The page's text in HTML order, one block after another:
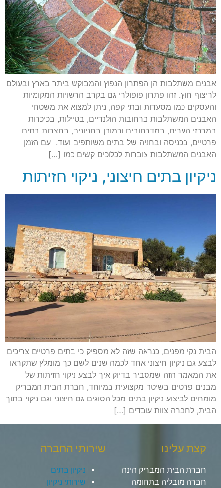
אבנים משתלבות הן הפתרון הנפוץ והמבוקש ביתר בארץ ובעולם
לריצוף חוץ. זהו פתרון פופולרי גם בקרב הרשויות המקומיות
והעסקים כמו מסעדות ובתי קפה, ניתן למצוא את משטחי
האבנים המשתלבות ברחובות הולנדיים, בטיילות, בכיכרות
במרכזי הערים, במדרחובים וכמובן בחניונים, בחצרות בתים
פרטיים, בכניסה ובחניה של בתים משותפים ועוד. עם הזמן
האבנים המשתלבות צוברות לכלוכים קשים כמו […]
ניקיון בתים חיצוני, ניקוי חזיתות
הבית נקי מפנים, כנראה שזה לא מספיק כי בתים פרטיים צריכים
לבצע גם ניקיון חיצוני אחד לכמה שנים לשם כך מומלץ שתקראו
את המאמר הזה שמסביר בדיוק איך לבצע ניקוי חזיתות של
מבנים פרטים בשיטה מקצועית במיוחד, חברת הבית המבריק
מומחים לביצוע ניקיון בתים מכל הסוגים גם חיצוני וגם ניקוי בתוך
הבית, לחברה צוות עובדים […]
קצת עלינו
חברת הבית המבריק הינה
חברה מובליה בתחומה
שירותי החברה
ניקיון בתים
שירותי ניקיון